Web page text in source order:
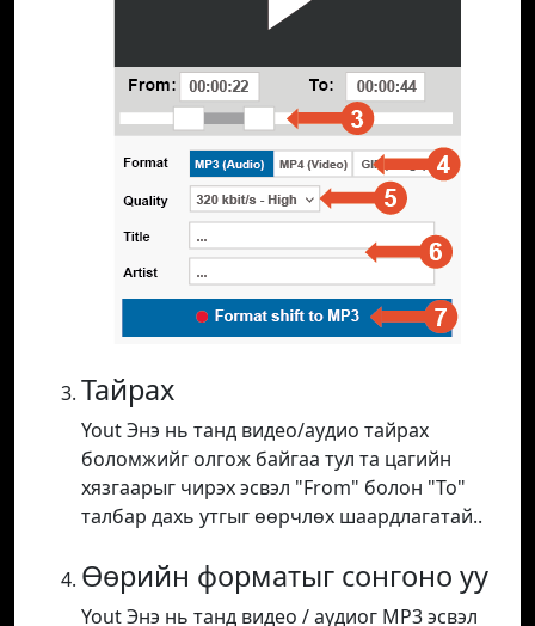
Тайрах
Yout Энэ нь танд видео/аудио тайрах
боломжийг олгож байгаа тул та цагийн
хязгаарыг чирэх эсвэл "From" болон "To"
талбар дахь утгыг өөрчлөх шаардлагатай..
Өөрийн форматыг сонгоно уу
Yout Энэ нь танд видео / аудиог MP3 эсвэл